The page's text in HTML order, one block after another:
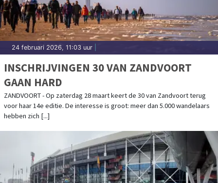
24 februari 2026, 11:03 uur
INSCHRIJVINGEN 30 VAN ZANDVOORT
GAAN HARD
ZANDVOORT - Op zaterdag 28 maart keert de 30 van Zandvoort terug
voor haar 14e editie. De interesse is groot: meer dan 5.000 wandelaars
hebben zich [...]